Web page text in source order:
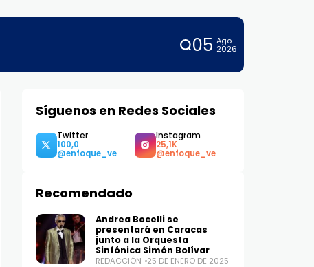
05 Ago
2026
Síguenos en Redes Sociales
Twitter
100,0
Recomendado
Andrea Bocelli se
presentará en Caracas
junto a la Orquesta
Sinfónica Simón Bolívar
REDACCIÓN 25 DE ENERO DE 2025